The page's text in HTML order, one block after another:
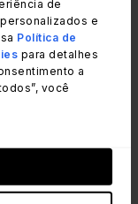
de
e
Política de
para detalhes
a
você
o